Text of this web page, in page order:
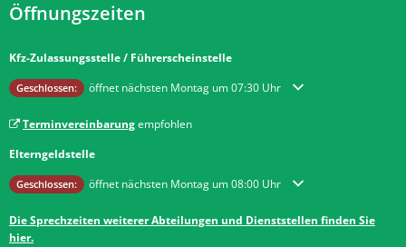
Öffnungszeiten
Kfz-Zulassungsstelle / Führerscheinstelle
Klicken, um weitere Öffnungs- oder Schließzeiten auszublenden
Geschlossen: öffnet nächsten Montag um 07:30 Uhr
Terminvereinbarungempfohlen
Elterngeldstelle
Klicken, um weitere Öffnungs- oder Schließzeiten auszublenden
Geschlossen: öffnet nächsten Montag um 08:00 Uhr
Die Sprechzeiten weiterer Abteilungen und Dienststellen finden Sie
hier.